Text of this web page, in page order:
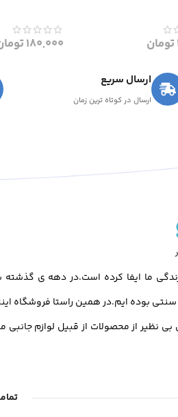
تومان 180,000
ارسال سریع
ارسال در کوتاه ترین زمان
ما ایفا کرده است.در دهه ی
بوده ایم.در همین راستا فروشگاه
نظیر از محصولات از قبیل لوازم جانبی